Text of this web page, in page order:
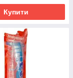
за зубами за
зубних
забезпечує
при
не вимагає
Купити